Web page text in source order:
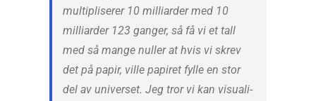
multipliserer 10 milliarder med 10
milliarder 123 ganger, så få vi et tall
med så mange nuller at hvis vi skrev
det på papir, ville papiret fylle en stor
del av universet. Jeg tror vi kan visuali-